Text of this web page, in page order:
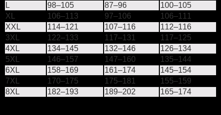
L
98–105 87–96
100–105
XL
106–113 97–106
106–111
XXL
114–121 107–116
112–116
3XL
122–133 117–131
117–125
4XL
134–145 132–146
126–134
5XL
146–157 147–160
135–144
6XL
158–169 161–174
145–154
7XL
170–175 175–181
155–159
8XL
182–193 189–202 165–174